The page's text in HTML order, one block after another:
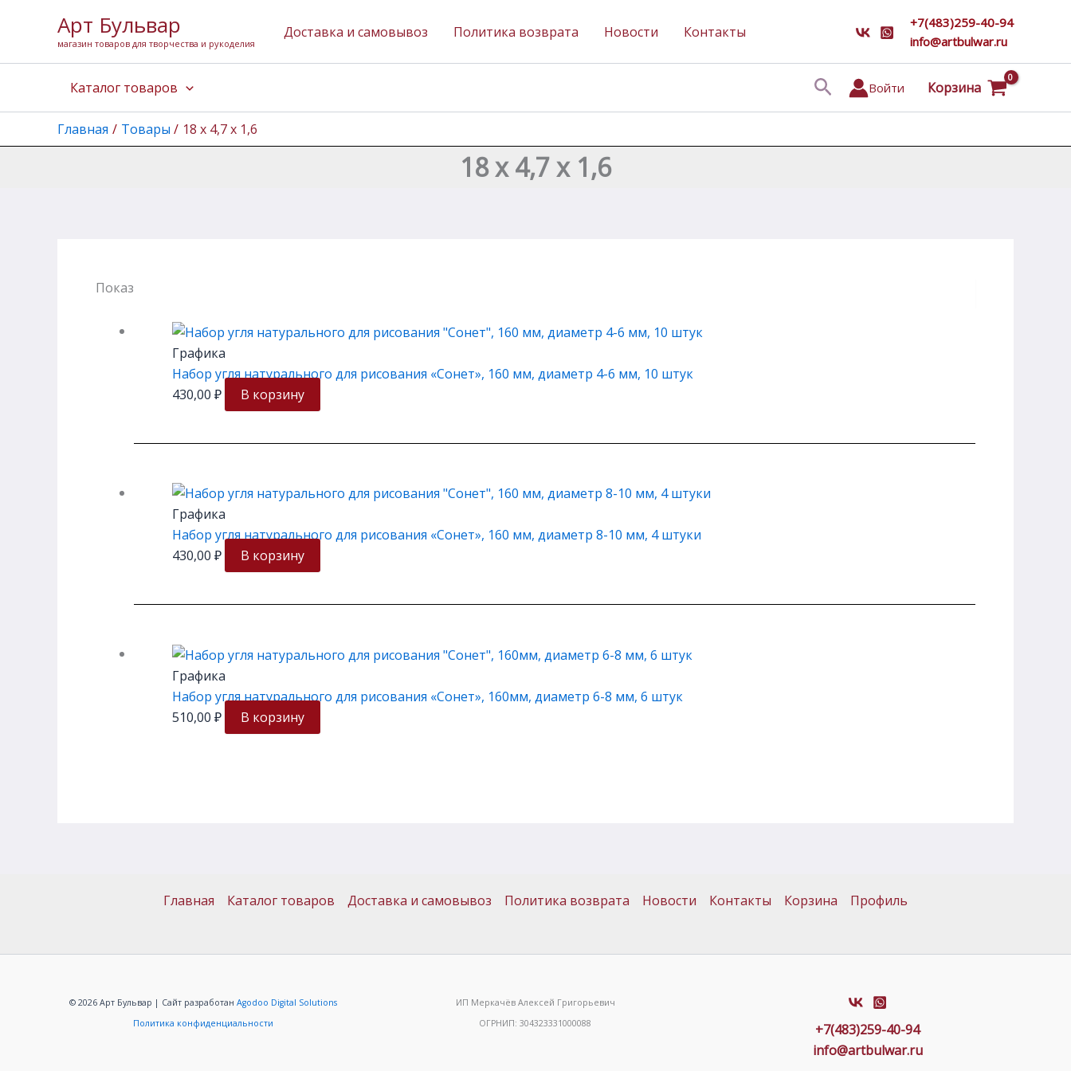
содержимому
Арт Бульвар
магазин товаров для творчества и рукоделия
Доставка и самовывоз Политика возврата Новости Контакты
+7(483)259-40-94
info@artbulwar.ru
Каталог товаров ПоискВойти Корзина
Главная Товары 18 х 4,7 х 1,6
18 х 4,7 х 1,6
Показаны все результаты (3)
Графика
Набор угля натурального для рисования «Сонет», 160 мм, диаметр 4-6 мм, 10 штук
430,00 ₽ В корзину
Графика
Набор угля натурального для рисования «Сонет», 160 мм, диаметр 8-10 мм, 4 штуки
430,00 ₽ В корзину
Графика
Набор угля натурального для рисования «Сонет», 160мм, диаметр 6-8 мм, 6 штук
510,00 ₽ В корзину
Главная Каталог товаров Доставка и самовывоз Политика возврата Новости Контакты Корзина Профиль
© 2026 Арт Бульвар | Сайт разработанAgodoo Digital Solutions
Политика конфиденциальности
ИП Меркачёв Алексей Григорьевич
ОГРНИП: 304323331000088
+7(483)259-40-94
info@artbulwar.ru